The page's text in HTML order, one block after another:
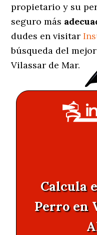
propietario y su
seguro más
dudes en visitar
búsqueda del
Vilassar de Mar.
Calcula
Perro en